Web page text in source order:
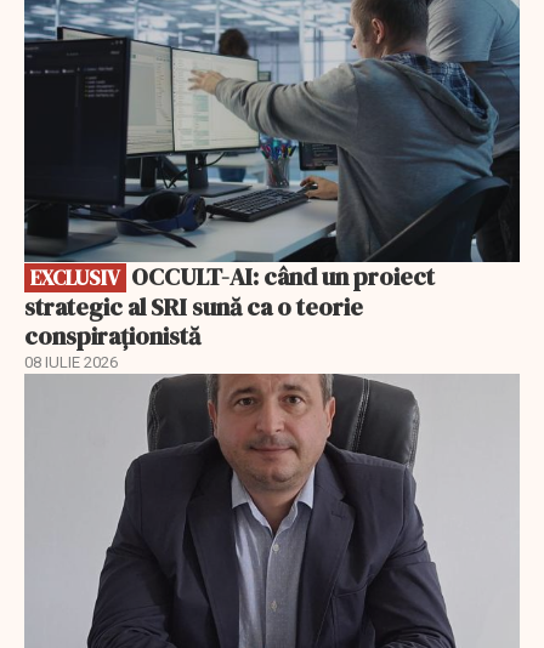
EXCLUSIV
strategic al SRI sună ca o teorie
conspiraționistă
08 IULIE 2026